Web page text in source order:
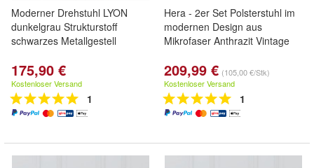
Moderner Drehstuhl LYON
dunkelgrau Strukturstoff
schwarzes Metallgestell
175,90 €
Kostenloser Versand
1
Hera - 2er Set Polsterstuhl im
modernen Design aus
Mikrofaser Anthrazit Vintage
209,99 € (105,00 €/Stk)
Kostenloser Versand
1